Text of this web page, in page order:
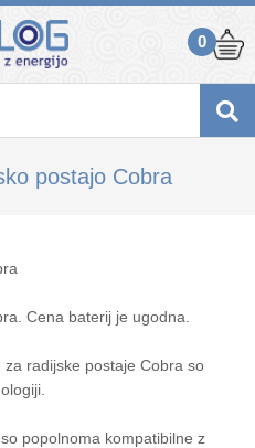
0
postajo Cobra
Cena baterij je ugodna.
radijske postaje Cobra so
so popolnoma kompatibilne z